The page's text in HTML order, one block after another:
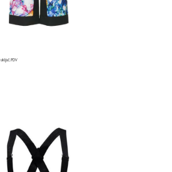
uključ. PDV